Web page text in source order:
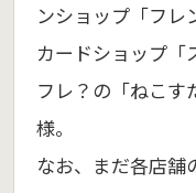
ンショップ「フレ
カードショップ「
フレ？の「ねこす
様。
なお、まだ各店舗